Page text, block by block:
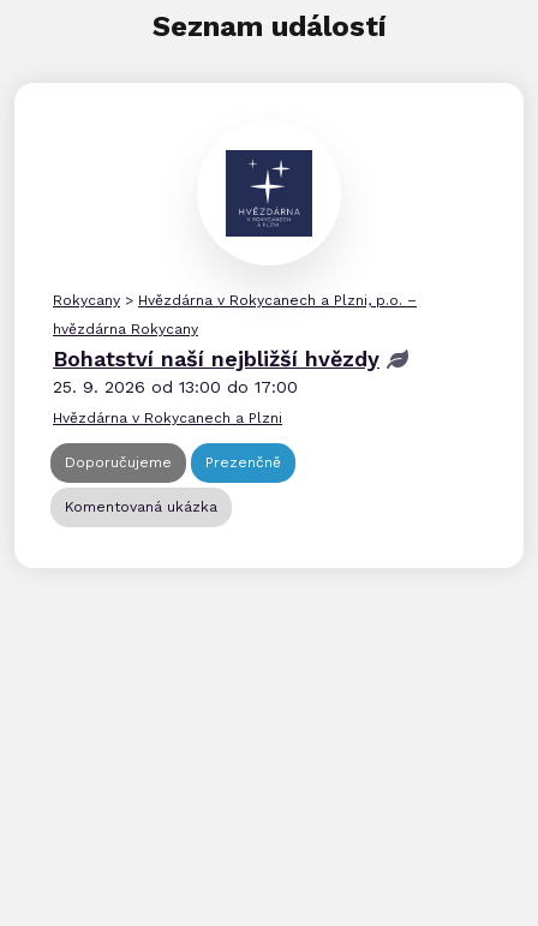
Seznam událostí
Rokycany > Hvězdárna v Rokycanech a Plzni, p.o. –
hvězdárna Rokycany
Bohatství naší nejbližší hvězdy
25. 9. 2026 od 13:00 do 17:00
Hvězdárna v Rokycanech a Plzni
Doporučujeme Prezenčně
Komentovaná ukázka